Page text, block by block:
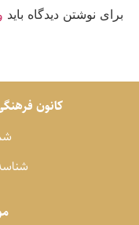
نوشتن دیدگاه باید
کانون فرهنگی
شماره
شناسه ملی :